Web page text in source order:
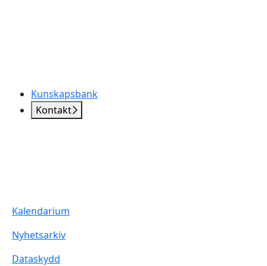
Kunskapsbank
Kontakt
Kalendarium
Nyhetsarkiv
Dataskydd